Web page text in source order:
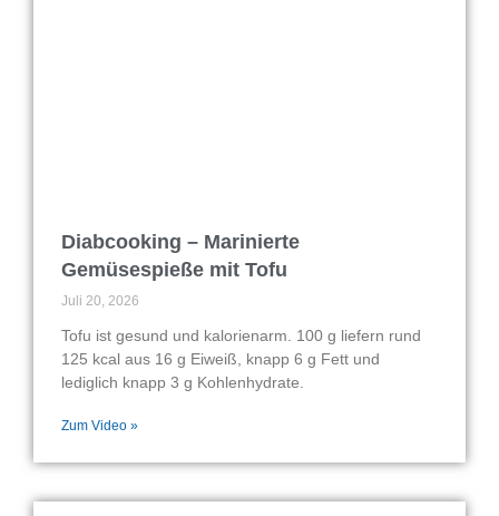
Diabcooking – Marinierte
Gemüsespieße mit Tofu
Juli 20, 2026
Tofu ist gesund und kalorienarm. 100 g liefern rund
125 kcal aus 16 g Eiweiß, knapp 6 g Fett und
lediglich knapp 3 g Kohlenhydrate.
Zum Video »